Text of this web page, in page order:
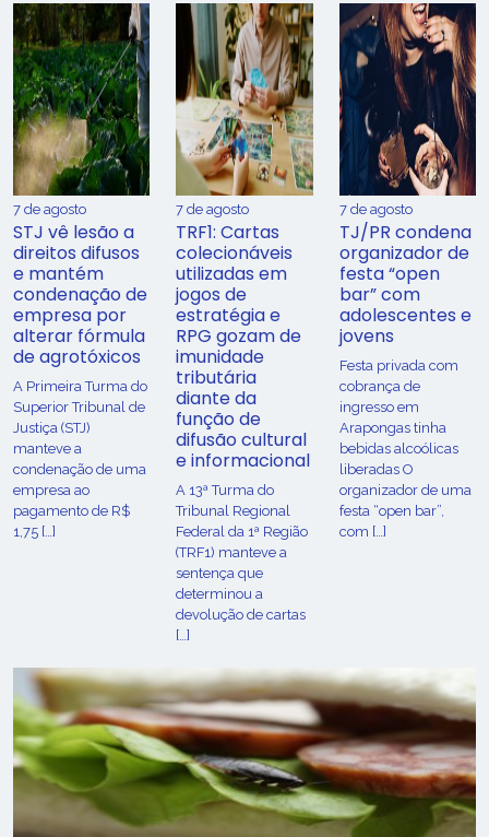
7 de agosto
STJ vê lesão a
direitos difusos
e mantém
condenação de
empresa por
alterar fórmula
de agrotóxicos
​A Primeira Turma do
Superior Tribunal de
Justiça (STJ)
manteve a
condenação de uma
empresa ao
pagamento de R$
1,75 […]
7 de agosto
TRF1: Cartas
colecionáveis
utilizadas em
jogos de
estratégia e
RPG gozam de
imunidade
tributária
diante da
função de
difusão cultural
e informacional
A 13ª Turma do
Tribunal Regional
Federal da 1ª Região
(TRF1) manteve a
sentença que
determinou a
devolução de cartas
[…]
7 de agosto
TJ/PR condena
organizador de
festa “open
bar” com
adolescentes e
jovens
Festa privada com
cobrança de
ingresso em
Arapongas tinha
bebidas alcoólicas
liberadas O
organizador de uma
festa “open bar”,
com […]